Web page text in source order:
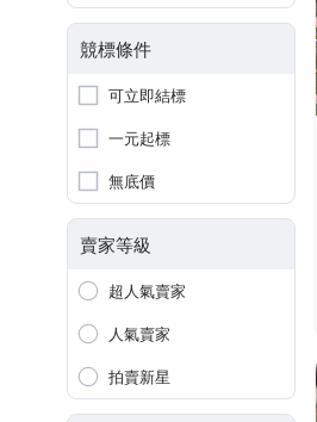
競標條件
可立即結標
一元起標
無底價
賣家等級
超人氣賣家
人氣賣家
拍賣新星